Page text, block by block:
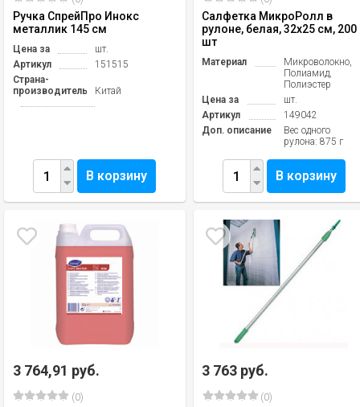
Ручка СпрейПро Инокс
металлик 145 см
Цена за
шт.
Артикул
151515
Страна-
производитель
Китай
В корзину
Салфетка МикроРолл в
рулоне, белая, 32х25 см, 200
шт
Материал
Микроволокно,
Полиамид,
Полиэстер
Цена за
шт.
Артикул
149042
Доп. описание
Вес одного
рулона: 875 г
В корзину
3 764,91 руб.
(0)
3 763 руб.
(0)